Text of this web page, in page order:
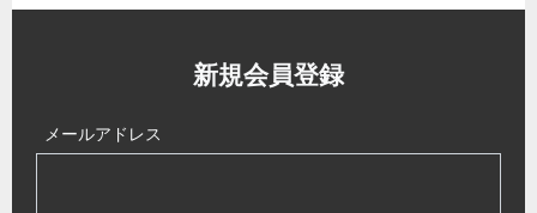
新規会員登録
メールアドレス